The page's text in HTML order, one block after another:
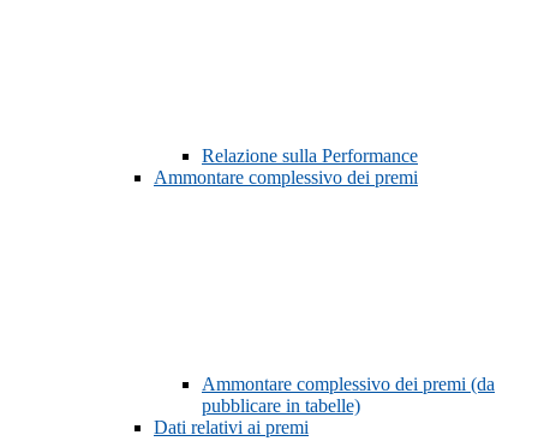
Relazione sulla Performance
Ammontare complessivo dei premi
Ammontare complessivo dei premi (da
pubblicare in tabelle)
Dati relativi ai premi